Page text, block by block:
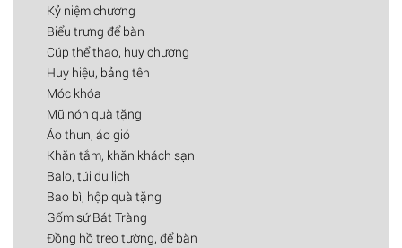
Kỷ niệm chương
Biểu trưng để bàn
Cúp thể thao, huy chương
Huy hiệu, bảng tên
Móc khóa
Mũ nón quà tặng
Áo thun, áo gió
Khăn tắm, khăn khách sạn
Balo, túi du lịch
Bao bì, hộp quà tặng
Gốm sứ Bát Tràng
Đồng hồ treo tường, để bàn